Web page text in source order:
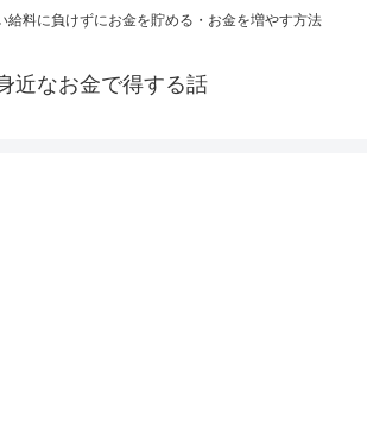
給料に負けずにお金を貯める・お金を増やす方法
近なお金で得する話